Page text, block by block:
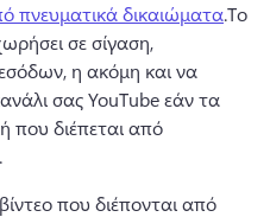
πνευματικά δικαιώματα.Το
σε σίγαση,
η ακόμη και να
σας YouTube εάν τα
που διέπεται από
που διέπονται από